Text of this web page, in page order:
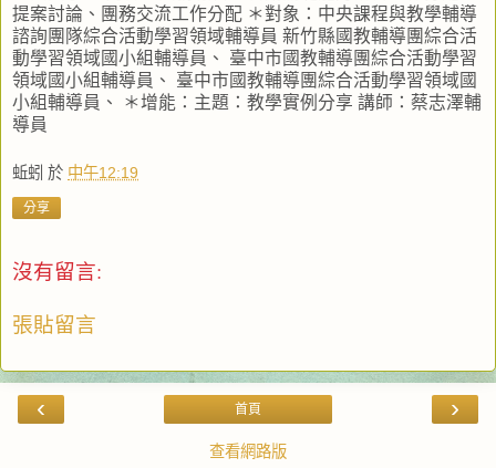
提案討論、團務交流工作分配 ＊對象：中央課程與教學輔導
諮詢團隊綜合活動學習領域輔導員 新竹縣國教輔導團綜合活
動學習領域國小組輔導員、 臺中市國教輔導團綜合活動學習
領域國小組輔導員、 臺中市國教輔導團綜合活動學習領域國
小組輔導員、 ＊增能：主題：教學實例分享 講師：蔡志澤輔
導員
蚯蚓 於 中午12:19
分享
沒有留言:
張貼留言
‹ ›
首頁
查看網路版